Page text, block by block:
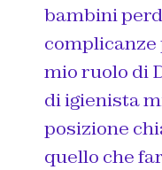
bambini
complicanze
mio ruolo di
di igienista
posizione
quello che